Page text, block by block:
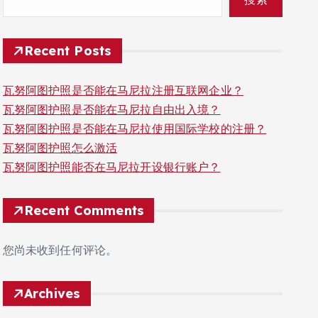
Recent Posts
瓦努阿图护照是否能在马尼拉注册互联网企业？
瓦努阿图护照是否能在马尼拉自由出入境？
瓦努阿图护照是否能在马尼拉使用国际学校的注册？
瓦努阿图护照怎么激活
瓦努阿图护照能否在马尼拉开设银行账户？
Recent Comments
您尚未收到任何评论。
Archives